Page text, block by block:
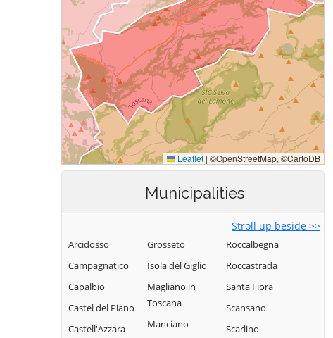
Municipalities
Stroll up beside >>
Arcidosso
Campagnatico
Capalbio
Castel del Piano
Castell'Azzara
Grosseto
Isola del Giglio
Magliano in
Toscana
Manciano
Roccalbegna
Roccastrada
Santa Fiora
Scansano
Scarlino